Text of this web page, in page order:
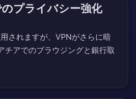
プライバシー強化
されますが、VPNがさらに暗
チアでのブラウジングと銀行取